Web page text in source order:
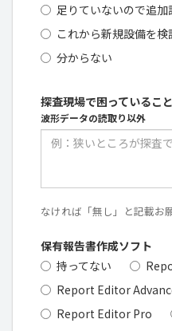
足りていないので追
これから新規設備を検
分からない
探査現場で困っていること
波形データの読取り以外
なければ「無し」と記載お
保有報告書作成ソフト
持ってない
Report Editor
Report Editor Pro